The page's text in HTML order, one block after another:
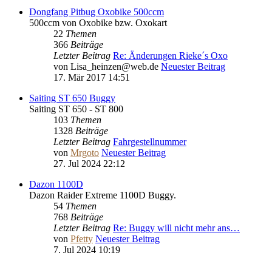
Dongfang Pitbug Oxobike 500ccm
500ccm von Oxobike bzw. Oxokart
22 Themen
366 Beiträge
Letzter Beitrag Re: Änderungen Rieke´s Oxo
von Lisa_heinzen@web.de Neuester Beitrag
17. Mär 2017 14:51
Saiting ST 650 Buggy
Saiting ST 650 - ST 800
103 Themen
1328 Beiträge
Letzter Beitrag Fahrgestellnummer
von Mrgoto Neuester Beitrag
27. Jul 2024 22:12
Dazon 1100D
Dazon Raider Extreme 1100D Buggy.
54 Themen
768 Beiträge
Letzter Beitrag Re: Buggy will nicht mehr ans…
von Pfetty Neuester Beitrag
7. Jul 2024 10:19